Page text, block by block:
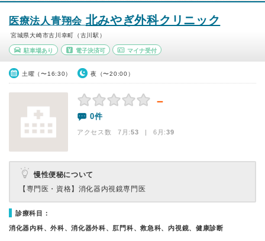
医療法人青翔会 北みやぎ外科クリニック
宮城県大崎市古川幸町（古川駅）
駐車場あり 電子決済可 マイナ受付
土曜（〜16:30） 夜（〜20:00）
－
0件
アクセス数 7月:53 | 6月:39
慢性便秘について
【専門医・資格】 消化器内視鏡専門医
診療科目：
消化器内科、外科、消化器外科、肛門科、救急科、内視鏡、健康診断